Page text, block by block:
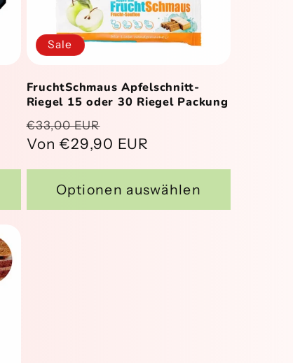
Sale
FruchtSchmaus Apfelschnitt-
Riegel 15 oder 30 Riegel Packung
Normaler
Preis
€33,00 EUR
Von €29,90 EUR
Optionen auswählen